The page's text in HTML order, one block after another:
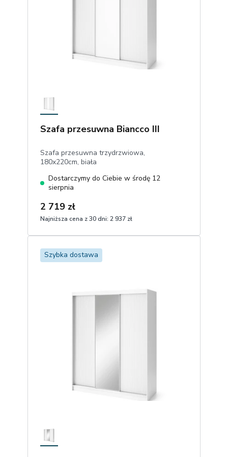
Szafa przesuwna Biancco III
Szafa przesuwna trzydrzwiowa,
180x220cm, biała
Dostarczymy do Ciebie w środę 12
sierpnia
2 719 zł
Najniższa cena z 30 dni: 2 937 zł
1
Szybka dostawa